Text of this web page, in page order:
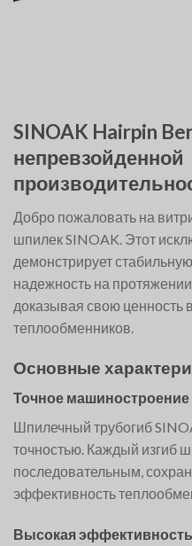
SINOAK Hairpin
непревзойденной
Добро пожаловать на
шпилек SINOAK. Этот
демонстрирует
надежность на
доказывая свою ценность
теплообменников.
Основные
Точное машиностроение
Шпилечный трубогиб
точностью. Каждый изгиб
последовательным,
эффективность
Высокая эффективность